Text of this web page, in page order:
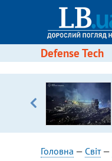
Defense Tech
Головна — Світ—